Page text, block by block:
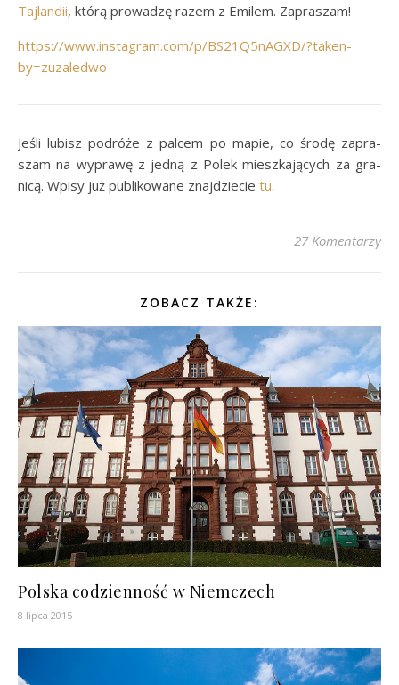
Tajlandii, którą prowadzę razem z Emilem. Zapraszam!
https://www.instagram.com/p/BS21Q5nAGXD/?taken-
by=zuzaledwo
Je­śli lu­bisz po­dróże z pal­cem po ma­pie, co śro­dę za­pra­
szam na wy­prawę z jed­ną z Pol­ek miesz­ka­ją­cych za gra­
nicą. Wpi­sy już pu­bli­ko­wane znaj­dzie­cie tu.
27 Komentarzy
ZOBACZ TAKŻE:
Polska codzienność w Niemczech
8 lipca 2015